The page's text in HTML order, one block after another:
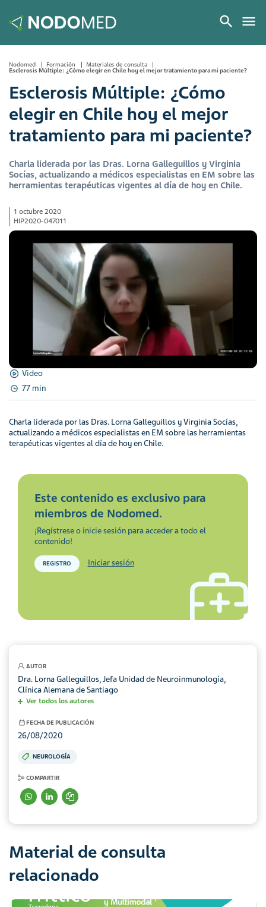
Nodomed Formación Materiales de consulta
Esclerosis Múltiple: ¿Cómo elegir en Chile hoy el mejor tratamiento para mi paciente?
Esclerosis Múltiple: ¿Cómo
elegir en Chile hoy el mejor
tratamiento para mi paciente?
Charla liderada por las Dras. Lorna Galleguillos y Virginia
Socías, actualizando a médicos especialistas en EM sobre las
herramientas terapéuticas vigentes al día de hoy en Chile.
1 octubre 2020
HIP2020-047011
Video
77 min
AUTOR
Dra. Lorna Galleguillos, Jefa Unidad de Neuroinmunología,
Clínica Alemana de Santiago
Ver todos los autores
FECHA DE PUBLICACIÓN
26/08/2020
NEUROLOGÍA
COMPARTIR
Charla liderada por las Dras. Lorna Galleguillos y Virginia Socías,
actualizando a médicos especialistas en EM sobre las herramientas
terapéuticas vigentes al día de hoy en Chile.
Este contenido es exclusivo para
miembros de Nodomed.
¡Regístrese o inicie sesión para acceder a todo el
contenido!
REGISTRO Iniciar sesión
Material de consulta
relacionado